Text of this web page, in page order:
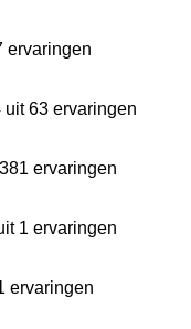
ervaringen
uit 63 ervaringen
ervaringen
1 ervaringen
ervaringen